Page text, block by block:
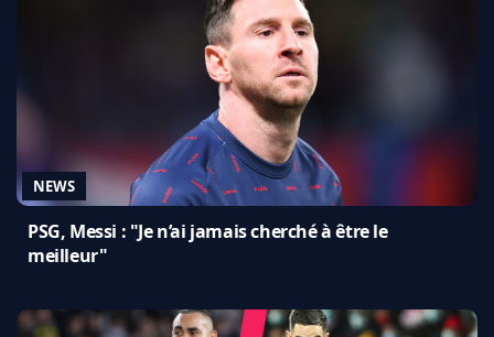
NEWS
PSG, Messi : "Je n’ai jamais cherché à être le
meilleur"